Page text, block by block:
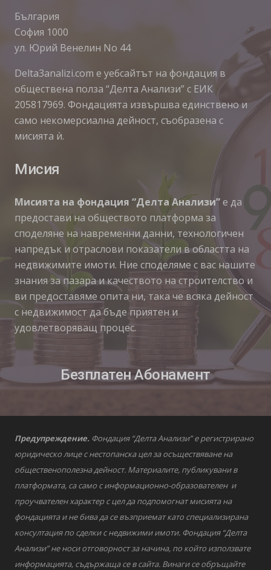
България
София 1000
ул. Юрий Венелин No 44
Delta3analizi.com e уебсайтът на фондация в
обществена полза “Делта Анализи” с ЕИК
205817969. Фондацията извършва единствено и
само некомерсиална дейност, съобразена с
мисията ѝ.
Мисия
Мисията на фондация “Делта Анализи”е да
предостави на обществото платформа за
споделяне на навременни данни, технологичен
напредък и отраслови показатели в областта на
недвижимите имоти. Ние споделяме с вас нашите
знания за пазара и качеството на строителство и
ви предоставяме опита ни, така че всяка дейност
с недвижимост да бъде приятен и
удовлетворяващ процес.
Безплатен Абонамент
Предупреждение. Фондация “Делта Анализи” е регистрирано
юридическо лице с нестопанска цел за осъществяване на
общественополезна дейност. Материалите, публикувани в
платформата, са само с информационно-образователен и
проучвателен характер с цел да подпомогнат мисията на
фондацията и не бива да се възприемат като специализирана
консултация по сделки с недвижими имоти. Фондация “Делта
Анализи” не носи отговорност за начина, по който използвате
информацията, съдържаща се в сайта. Винаги се обръщайте